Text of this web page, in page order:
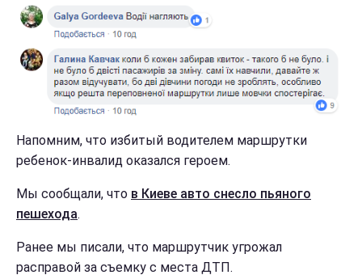
Напомним, что избитый водителем маршрутки
ребенок-инвалид оказался героем.
Мы сообщали, что в Киеве авто снесло пьяного
пешехода.
Ранее мы писали, что маршрутчик угрожал
расправой за съемку с места ДТП.